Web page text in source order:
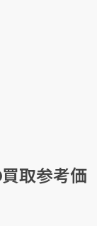
買取参考価